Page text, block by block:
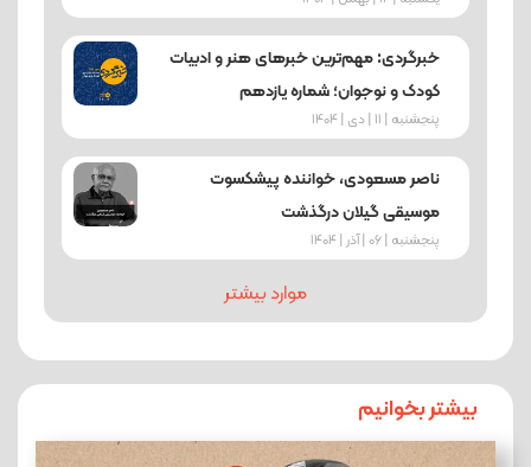
خبرگردی: مهم‌ترین خبرهای هنر و ادبیات
کودک و نوجوان؛ شماره یازدهم
پنجشنبه | 11 | دی | 1404
ناصر مسعودی، خواننده پیشکسوت
موسیقی گیلان درگذشت
پنجشنبه | 06 | آذر | 1404
موارد بیشتر
بیشتر بخوانیم